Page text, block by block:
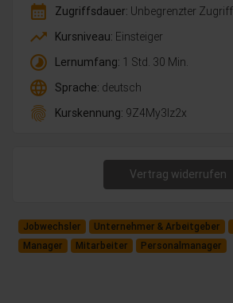
calendar_month Zugriffsdauer: Unbegrenzter Zugriff
trending_up Kursniveau: Einsteiger
timelapse Lernumfang: 1 Std. 30 Min.
language Sprache: deutsch
fingerprint Kurskennung: 9Z4My3lz2x
Vertrag widerrufen
Jobwechsler Unternehmer & Arbeitgeber
Manager
Mitarbeiter Personalmanager